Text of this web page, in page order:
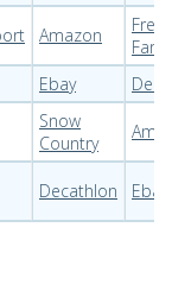
Amazon
Fresh
Farm
Ebay
Snow
Country
Decathlon Ebay